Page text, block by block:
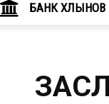
БАНК ХЛЫНОВ